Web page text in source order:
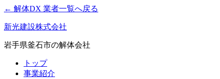
← 解体DX 業者一覧へ戻る
新光建設株式会社
岩手県釜石市の解体会社
トップ
事業紹介